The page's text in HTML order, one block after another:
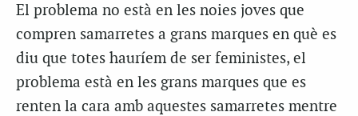
El problema no està en les noies joves que
compren samarretes a grans marques en què es
diu que totes hauríem de ser feministes, el
problema està en les grans marques que es
renten la cara amb aquestes samarretes mentre